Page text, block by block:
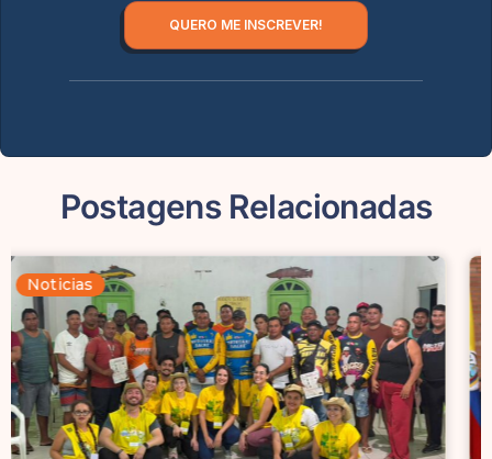
QUERO ME INSCREVER!
Postagens Relacionadas
Noticias